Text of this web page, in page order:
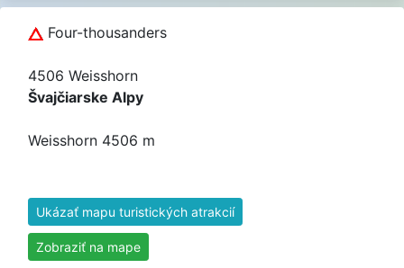
Four-thousanders
4506 Weisshorn
Švajčiarske Alpy
Weisshorn 4506 m
Ukázať mapu turistických atrakcií
Zobraziť na mape